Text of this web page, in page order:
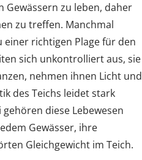
Gewässern zu leben, daher
zu treffen. Manchmal
einer richtigen Plage für den
sich unkontrolliert aus, sie
nehmen ihnen Licht und
des Teichs leidet stark
diese Lebewesen
Gewässer, ihre
Gleichgewicht im Teich.